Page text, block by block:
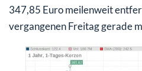
347,85 Euro meilenweit
vergangenen Freitag gerade